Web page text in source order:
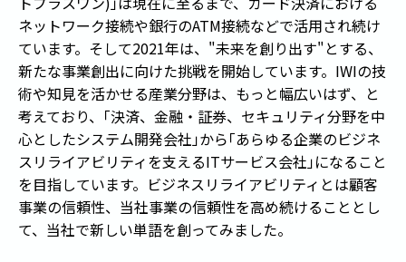
ネットワーク接続や銀行のATM接続などで活用され続け
ています。そして2021年は、"未来を創り出す"とする、
新たな事業創出に向けた挑戦を開始しています。IWIの技
術や知見を活かせる産業分野は、もっと幅広いはず、と
考えており、 「決済、金融・証券、セキュリティ分野を中
心としたシステム開発会社 」から「あらゆる企業のビジネ
スリライアビリティを支えるITサービス会社 」になること
を目指しています。ビジネスリライアビリティとは顧客
事業の信頼性、当社事業の信頼性を高め続けることとし
て、当社で新しい単語を創ってみました。